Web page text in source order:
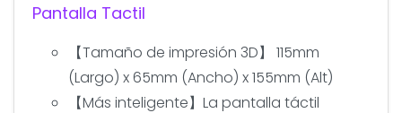
Pantalla Tactil
【Tamaño de impresión 3D】 115mm
(Largo) x 65mm (Ancho) x 155mm (Alt)
【Más inteligente】La pantalla táctil